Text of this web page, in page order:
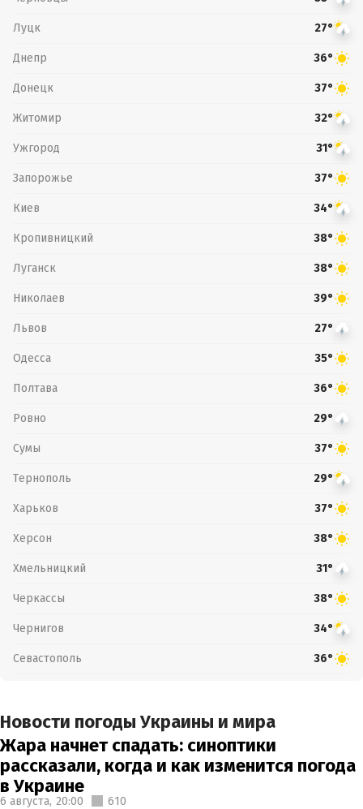
Луцк 27°
Днепр 36°
Донецк 37°
Житомир 32°
Ужгород 31°
Запорожье 37°
Киев 34°
Кропивницкий 38°
Луганск 38°
Николаев 39°
Львов 27°
Одесса 35°
Полтава 36°
Ровно 29°
Сумы 37°
Тернополь 29°
Харьков 37°
Херсон 38°
Хмельницкий 31°
Черкассы 38°
Чернигов 34°
Севастополь 36°
Новости погоды Украины и мира
Жара начнет спадать: синоптики
рассказали, когда и как изменится погода
в Украине
6 августа, 20:00 610